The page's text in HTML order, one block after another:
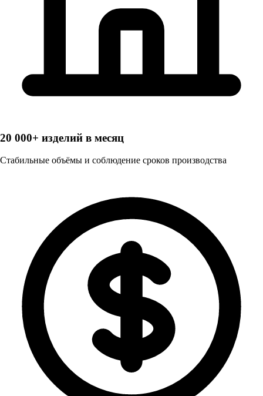
20 000+ изделий в месяц
Стабильные объёмы и соблюдение сроков производства